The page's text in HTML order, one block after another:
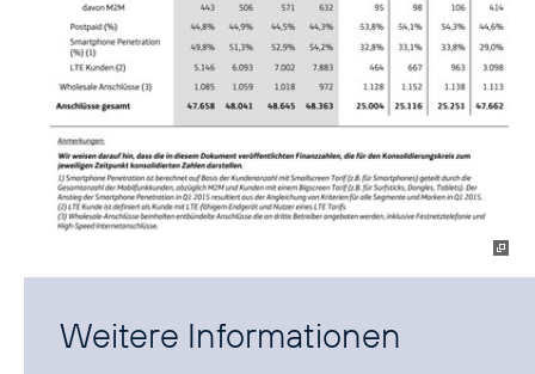
Weitere Informationen